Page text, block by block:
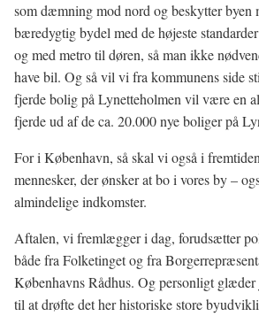
som dæmning mod nord og beskytter byen
bæredygtig bydel med de højeste
og med metro til døren, så man ikke
have bil. Og så vil vi fra kommunens side
fjerde bolig på Lynetteholmen vil være en
fjerde ud af de ca. 20.000 nye boliger på
For i København, så skal vi også i
mennesker, der ønsker at bo i vores by –
almindelige indkomster.
Aftalen, vi fremlægger i dag, forudsætter
både fra Folketinget og fra
Københavns Rådhus. Og personligt
til at drøfte det her historiske store